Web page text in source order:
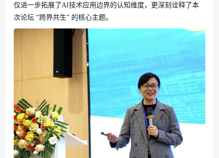
仅进一步拓展了AI技术应用边界的认知维度，更深刻诠释了本
次论坛 “跨界共生” 的核心主题。